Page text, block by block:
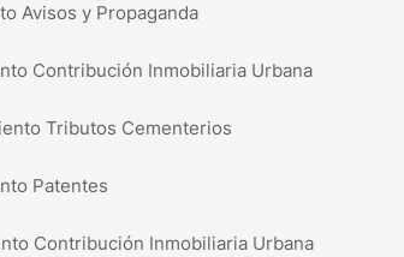
Avisos y Propaganda
Contribución Inmobiliaria Urbana
Tributos Cementerios
Patentes
Contribución Inmobiliaria Urbana